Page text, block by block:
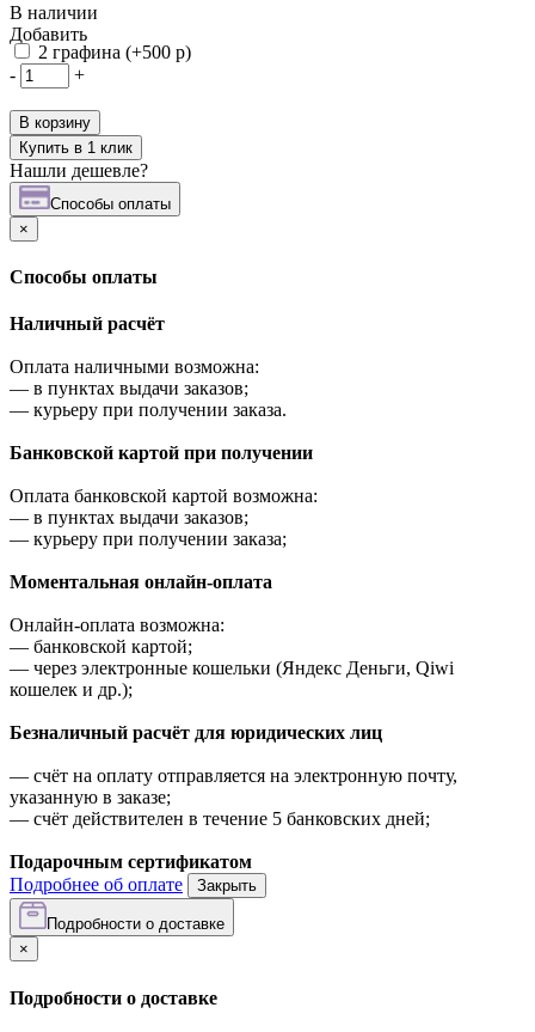
В наличии
Добавить
2 графина (+500 р)
-
+
В корзину
Купить в 1 клик
Нашли дешевле?
Cпособы оплаты
×
Cпособы оплаты
Наличный расчёт
Оплата наличными возможна:
— в пунктах выдачи заказов;
— курьеру при получении заказа.
Банковской картой при получении
Оплата банковской картой возможна:
— в пунктах выдачи заказов;
— курьеру при получении заказа;
Моментальная онлайн-оплата
Онлайн-оплата возможна:
— банковской картой;
— через электронные кошельки (Яндекс Деньги, Qiwi
кошелек и др.);
Безналичный расчёт для юридических лиц
— счёт на оплату отправляется на электронную почту,
указанную в заказе;
— счёт действителен в течение 5 банковских дней;
Подарочным сертификатом
Подробнее об оплате
Закрыть
Подробности о доставке
×
Подробности о доставке